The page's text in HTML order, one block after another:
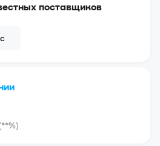
поставщиков